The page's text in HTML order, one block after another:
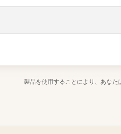
製品を使用することにより、あなた